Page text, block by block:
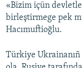
«Bizim içün
birleştirmege pek
Hacımuftioğlu.
Türkiye Ukrainanıñ